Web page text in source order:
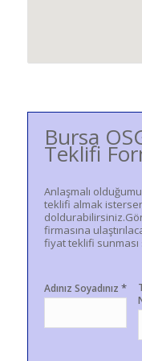
Bursa
Teklifi
Anlaşmalı
teklifi almak
firmasına
fiyat teklifi sunması
Adınız Soyadınız *